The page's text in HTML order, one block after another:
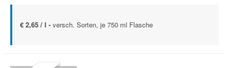
€ 2,65 / l - versch. Sorten, je 750 ml Flasche